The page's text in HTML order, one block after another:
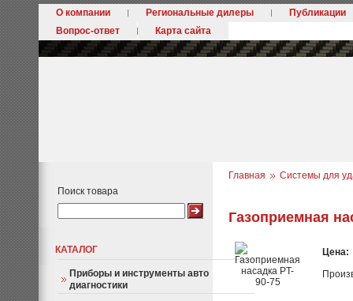
О компании Региональные дилеры
Публикации
Вопрос-ответ
Карта сайта
Поиск товара
КАТАЛОГ
Приборы и инструменты авто
диагностики
Главная Системы для
Газоприемная
Цена: